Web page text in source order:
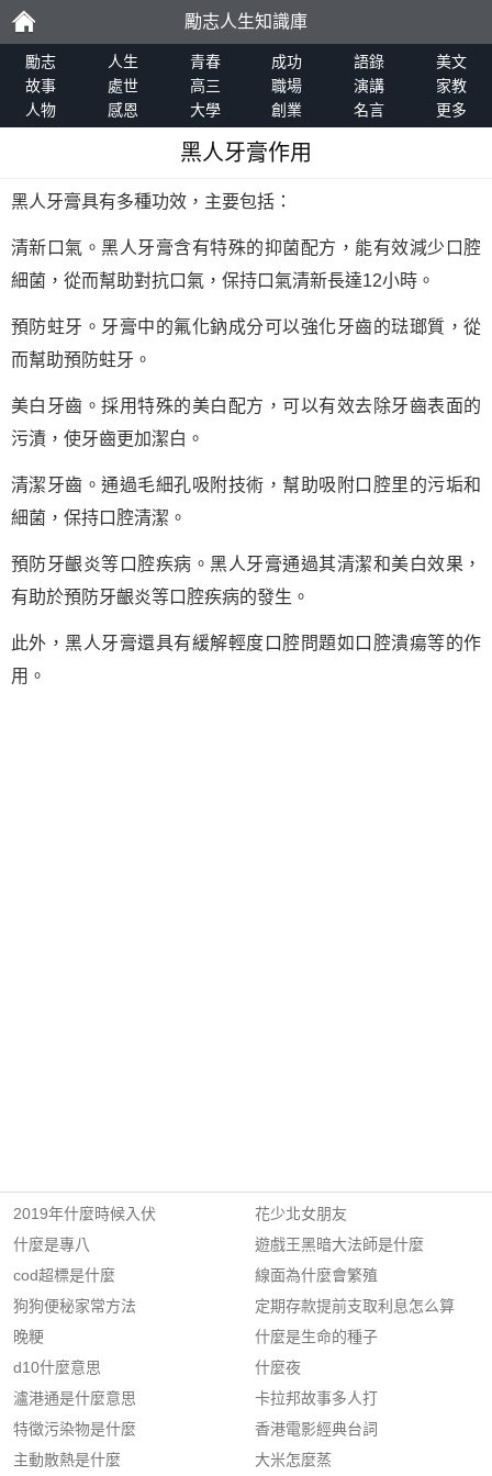
勵
志
勵志人生知識庫
勵志 人生 青春 成功 語錄
美文
故事
處世 高三 職場 演講
家教
人物
感恩 大學 創業 名言 更多
黑人牙膏作用
黑人牙膏具有多種功效，主要包括：
清新口氣。黑人牙膏含有特殊的抑菌配方，能有效減少口腔
細菌，從而幫助對抗口氣，保持口氣清新長達12小時。
預防蛀牙。牙膏中的氟化鈉成分可以強化牙齒的琺瑯質，從
而幫助預防蛀牙。
美白牙齒。採用特殊的美白配方，可以有效去除牙齒表面的
污漬，使牙齒更加潔白。
清潔牙齒。通過毛細孔吸附技術，幫助吸附口腔里的污垢和
細菌，保持口腔清潔。
預防牙齦炎等口腔疾病。黑人牙膏通過其清潔和美白效果，
有助於預防牙齦炎等口腔疾病的發生。
此外，黑人牙膏還具有緩解輕度口腔問題如口腔潰瘍等的作
用。
2019年什麼時候入伏
什麼是專八
cod超標是什麼
狗狗便秘家常方法
晚粳
d10什麼意思
瀘港通是什麼意思
特徵污染物是什麼
主動散熱是什麼
花少北女朋友
遊戲王黑暗大法師是什麼
線面為什麼會繁殖
定期存款提前支取利息怎么算
什麼是生命的種子
什麼夜
卡拉邦故事多人打
香港電影經典台詞
大米怎麼蒸